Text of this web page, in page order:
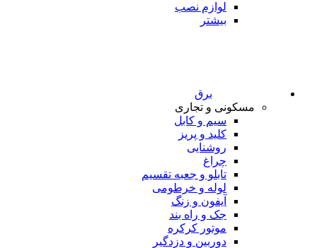
لوازم نصب
بیشتر
برق
مسکونی و تجاری
سیم و کابل
کلید و پریز
روشنایی
چراغ
تابلو و جعبه تقسیم
لوله و خرطومی
آیفون و زنگ
جک و راه بند
موتور کرکره
دوربین و دزدگیر